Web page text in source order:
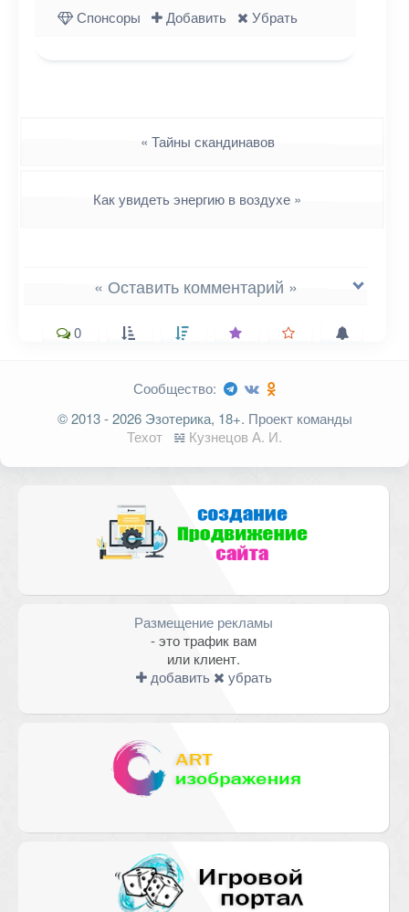
Спонсоры
Добавить Убрать
« Тайны скандинавов
Как увидеть энергию в воздухе »
« Оставить комментарий »
Ваш адрес email не будет
опубликован.
Обязательные поля
Комментарий
Email *
0
Сообщество:
© 2013 - 2026 Эзотерика, 18+. Проект команды
Техот
𝌴 Кузнецов А. И.
Размещение рекламы
- это трафик вам
или клиент.
добавить
убрать